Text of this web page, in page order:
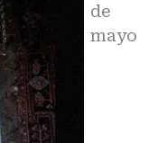
de
mayo